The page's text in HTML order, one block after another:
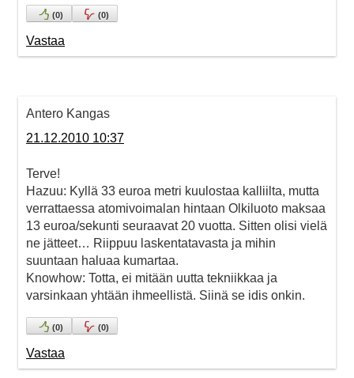
(0) (0)
Vastaa
Antero Kangas
21.12.2010 10:37
Terve!
Hazuu: Kyllä 33 euroa metri kuulostaa kalliilta, mutta
verrattaessa atomivoimalan hintaan Olkiluoto maksaa
13 euroa/sekunti seuraavat 20 vuotta. Sitten olisi vielä
ne jätteet… Riippuu laskentatavasta ja mihin
suuntaan haluaa kumartaa.
Knowhow: Totta, ei mitään uutta tekniikkaa ja
varsinkaan yhtään ihmeellistä. Siinä se idis onkin.
(0) (0)
Vastaa